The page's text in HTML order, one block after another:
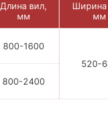
Длина вил,
мм
Ширина
мм
800-1600
520-
800-2400